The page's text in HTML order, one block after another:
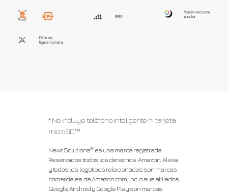
* No incluye teléfono inteligente ni tarjeta
microSD™
Nexxt Solutions®es una marca registrada.
Reservados todos los derechos. Amazon, Alexa
y todos los logotipos relacionados son marcas
comerciales de Amazon.com, Inc. o sus afiliados.
Google, Android y Google Play son marcas